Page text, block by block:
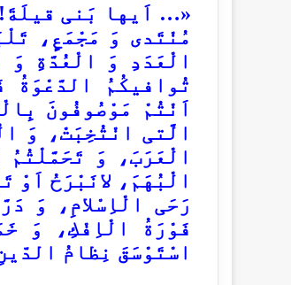
«… اَیها بَنی
مُنْتَدی وَ مَجْمَعٍ،
الْعَدَدِ وَ الْعُدَّةِ وَ
تُوافیكُمُ الدَّعْوَةُ
اَنْتُمْ مَوْصُوفُونَ
الَّتی انْتُخِبَتْ، وَ
الْعَرَبَ، وَ
الْبُهَمَ، لانَبْرَحُ اَوْ
رَحَی الْاِسْلامِ، وَ
فَوْرَةُ الْاِفْكِ، وَ
اسْتَوْسَقَ نِظامُ